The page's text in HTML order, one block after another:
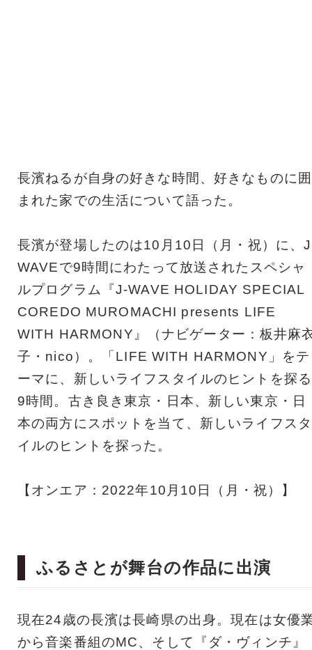
長濱ねるが自身の好きな時間、好きなものに囲
まれた家での生活について語った。
長濱が登場したのは10月10日（月・祝）に、
WAVEで9時間にわたって放送されたスペシャ
ルプログラム『J-WAVE HOLIDAY SPECIAL
COREDO MUROMACHI presents LIFE
WITH HARMONY』（ナビゲーター：板井麻
子・nico）。「LIFE WITH HARMONY」をテ
ーマに、新しいライフスタイルのヒントを探る
9時間。古き良き東京・日本、新しい東京・日
本の両方にスポットを当て、新しいライフスタ
イルのヒントを探った。
【オンエア：2022年10月10日（月・祝）】
ふるさとが舞台の作品に出演
現在24歳の長濱は長崎県の出身。現在は女優
から音楽番組のMC、そして『ダ・ヴィンチ』